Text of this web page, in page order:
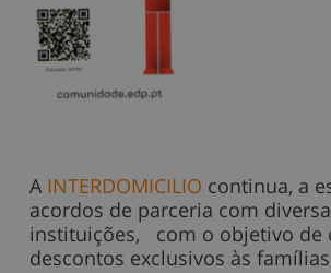
A INTERDOMICILIO continua, a
acordos de parceria com
instituições, com o objetivo de
descontos exclusivos às